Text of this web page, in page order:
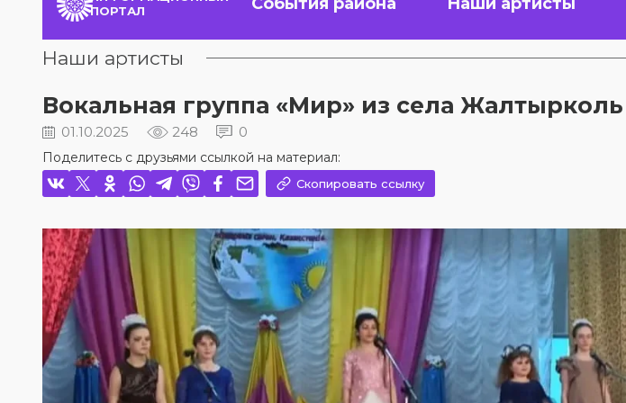
ПОРТАЛ
Наши артисты
Вокальная группа «Мир» из села Жалтырколь
01.10.2025 248 0
Поделитесь с друзьями ссылкой на материал:
Скопировать ссылку